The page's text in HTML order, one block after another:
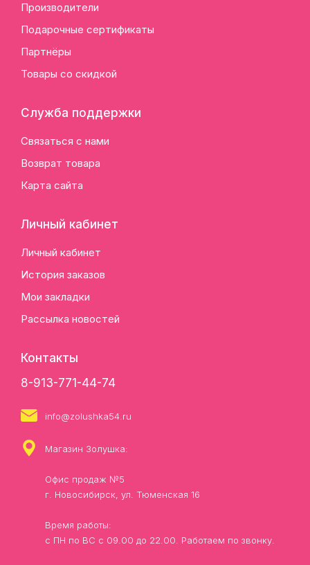
Производители
Подарочные сертификаты
Партнёры
Товары со скидкой
Служба поддержки
Связаться с нами
Возврат товара
Карта сайта
Личный кабинет
Личный кабинет
История заказов
Мои закладки
Рассылка новостей
Контакты
8-913-771-44-74
info@zolushka54.ru
Магазин Золушка:
Офис продаж №5
г. Новосибирск, ул. Тюменская 16
Время работы:
с ПН по ВС с 09.00 до 22.00. Работаем по звонку.